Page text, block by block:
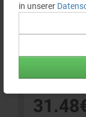
in unserer
Produktcode: